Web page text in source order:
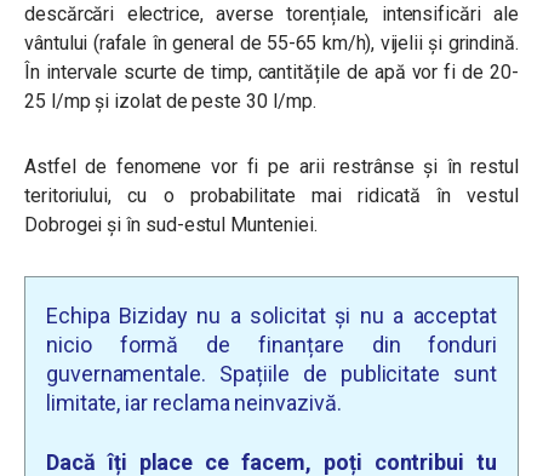
descărcări electrice, averse torențiale, intensificări ale
vântului (rafale în general de 55-65 km/h), vijelii și grindină.
În intervale scurte de timp, cantitățile de apă vor fi de 20-
25 l/mp și izolat de peste 30 l/mp.
Astfel de fenomene vor fi pe arii restrânse și în restul
teritoriului, cu o probabilitate mai ridicată în vestul
Dobrogei și în sud-estul Munteniei.
Echipa Biziday nu a solicitat și nu a acceptat
nicio formă de finanțare din fonduri
guvernamentale. Spațiile de publicitate sunt
limitate, iar reclama neinvazivă.
Dacă îți place ce facem, poți contribui tu